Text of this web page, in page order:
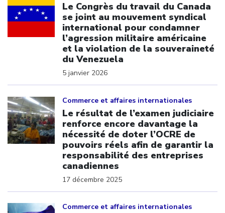
Le Congrès du travail du Canada
se joint au mouvement syndical
international pour condamner
l’agression militaire américaine
et la violation de la souveraineté
du Venezuela
5 janvier 2026
Commerce et affaires internationales
Le résultat de l’examen judiciaire
renforce encore davantage la
nécessité de doter l’OCRE de
pouvoirs réels afin de garantir la
responsabilité des entreprises
canadiennes
17 décembre 2025
Commerce et affaires internationales